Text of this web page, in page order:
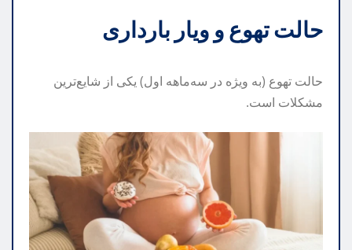
حالت تهوع و ویار بارداری
حالت تهوع (به ویژه در سه‌ماهه اول) یکی از شایع‌ترین
مشکلات است.